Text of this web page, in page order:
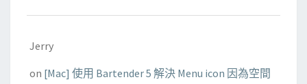
Jerry
on [Mac] 使用 Bartender 5 解決 Menu icon 因為空間